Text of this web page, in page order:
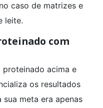
caso de matrizes e
leite.
com
acima e
os resultados
sua meta era apenas